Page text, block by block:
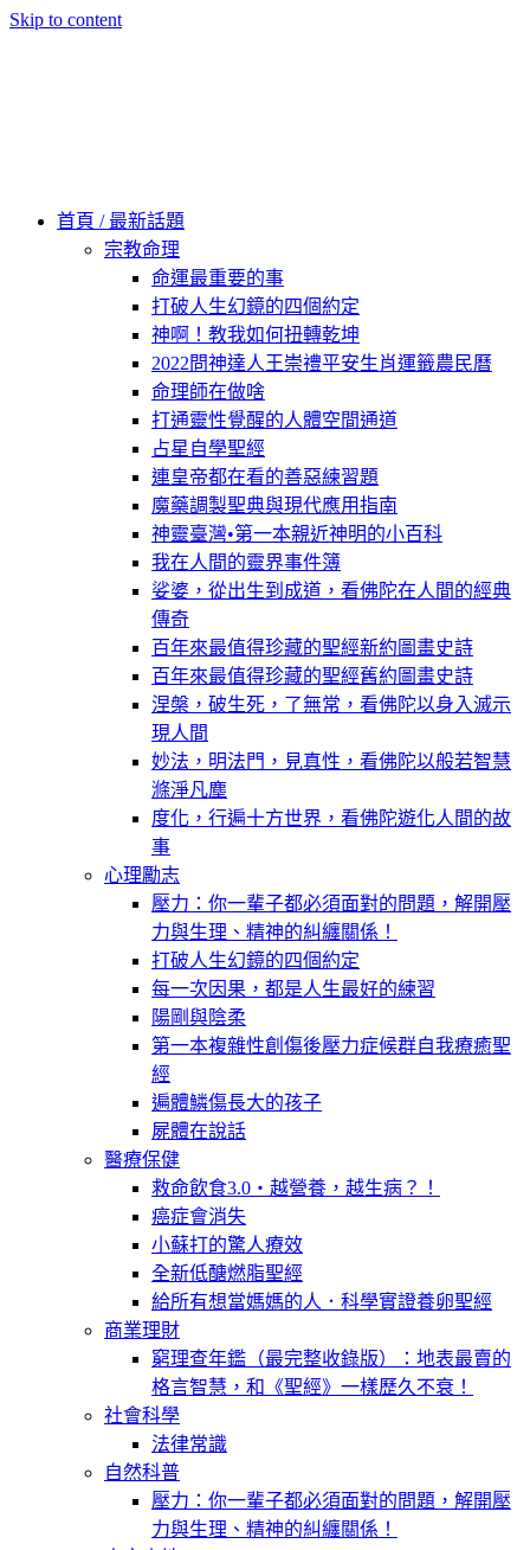
Skip to content
首頁 / 最新話題
宗教命理
命運最重要的事
打破人生幻鏡的四個約定
神啊！教我如何扭轉乾坤
2022問神達人王崇禮平安生肖運籤農民曆
命理師在做啥
打通靈性覺醒的人體空間通道
占星自學聖經
連皇帝都在看的善惡練習題
魔藥調製聖典與現代應用指南
神靈臺灣•第一本親近神明的小百科
我在人間的靈界事件簿
娑婆，從出生到成道，看佛陀在人間的經典
傳奇
百年來最值得珍藏的聖經新約圖畫史詩
百年來最值得珍藏的聖經舊約圖畫史詩
涅槃，破生死，了無常，看佛陀以身入滅示
現人間
妙法，明法門，見真性，看佛陀以般若智慧
滌淨凡塵
度化，行遍十方世界，看佛陀遊化人間的故
事
心理勵志
壓力：你一輩子都必須面對的問題，解開壓
力與生理、精神的糾纏關係！
打破人生幻鏡的四個約定
每一次因果，都是人生最好的練習
陽剛與陰柔
第一本複雜性創傷後壓力症候群自我療癒聖
經
遍體鱗傷長大的孩子
屍體在說話
醫療保健
救命飲食3.0‧越營養，越生病？！
癌症會消失
小蘇打的驚人療效
全新低醣燃脂聖經
給所有想當媽媽的人．科學實證養卵聖經
商業理財
窮理查年鑑（最完整收錄版）：地表最賣的
格言智慧，和《聖經》一樣歷久不衰！
社會科學
法律常識
自然科普
壓力：你一輩子都必須面對的問題，解開壓
力與生理、精神的糾纏關係！